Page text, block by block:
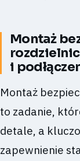
Montaż
i
Montaż
to zadanie,
detale, a
zapewnienie